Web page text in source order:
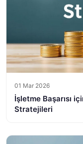
01 Mar 2026
İşletme Başarısı
Stratejileri